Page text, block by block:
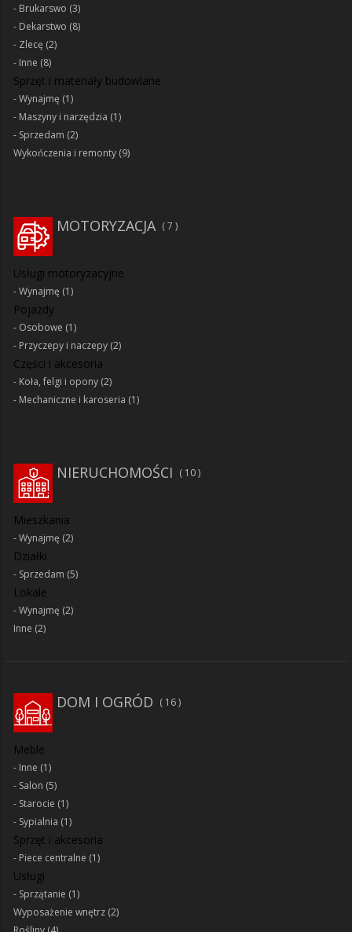
Brukarswo (3)
Dekarstwo (8)
Zlecę (2)
Inne (8)
Sprzęt i materiały budowlane
Wynajmę (1)
Maszyny i narzędzia (1)
Sprzedam (2)
Wykończenia i remonty (9)
MOTORYZACJA 7
Usługi motoryzacyjne
Wynajmę (1)
Pojazdy
Osobowe (1)
Przyczepy i naczepy (2)
Części i akcesoria
Koła, felgi i opony (2)
Mechaniczne i karoseria (1)
NIERUCHOMOŚCI 10
Mieszkania
Wynajmę (2)
Działki
Sprzedam (5)
Lokale
Wynajmę (2)
Inne (2)
DOM I OGRÓD 16
Meble
Inne (1)
Salon (5)
Starocie (1)
Sypialnia (1)
Sprzęt i akcesoria
Piece centralne (1)
Usługi
Sprzątanie (1)
Wyposażenie wnętrz (2)